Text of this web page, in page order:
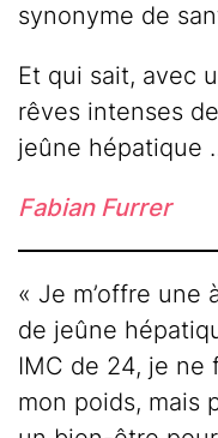
synonyme de
Et qui sait, avec
rêves intenses
jeûne hépatique
Fabian Furrer
« Je m’offre une
de jeûne
IMC de 24, je ne
mon poids, mais